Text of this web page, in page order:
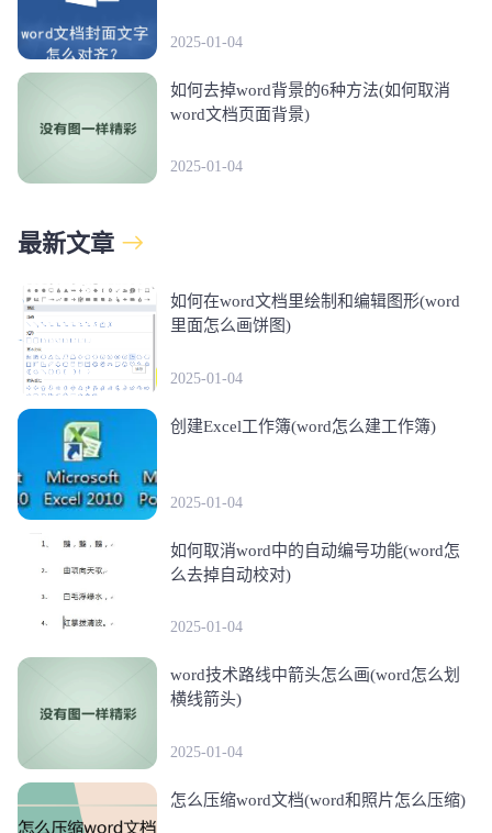
2025-01-04
如何去掉word背景的6种方法(如何取消
word文档页面背景)
2025-01-04
最新文章
如何在word文档里绘制和编辑图形(word
里面怎么画饼图)
2025-01-04
创建Excel工作簿(word怎么建工作簿)
2025-01-04
如何取消word中的自动编号功能(word怎
么去掉自动校对)
2025-01-04
word技术路线中箭头怎么画(word怎么划
横线箭头)
2025-01-04
怎么压缩word文档(word和照片怎么压缩)